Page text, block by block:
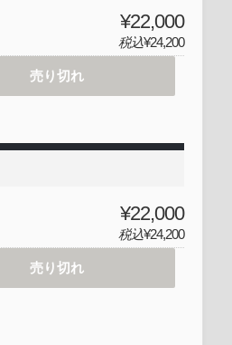
¥22,000
税込¥24,200
売り切れ
¥22,000
税込¥24,200
売り切れ